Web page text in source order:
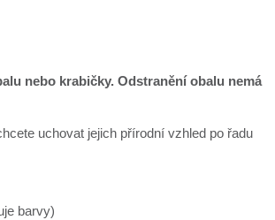
nebo krabičky. Odstranění obalu nemá
uchovat jejich přírodní vzhled po řadu
barvy)